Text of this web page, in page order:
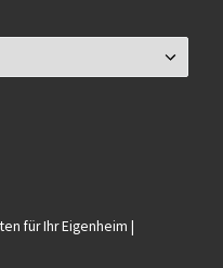
für Ihr Eigenheim |